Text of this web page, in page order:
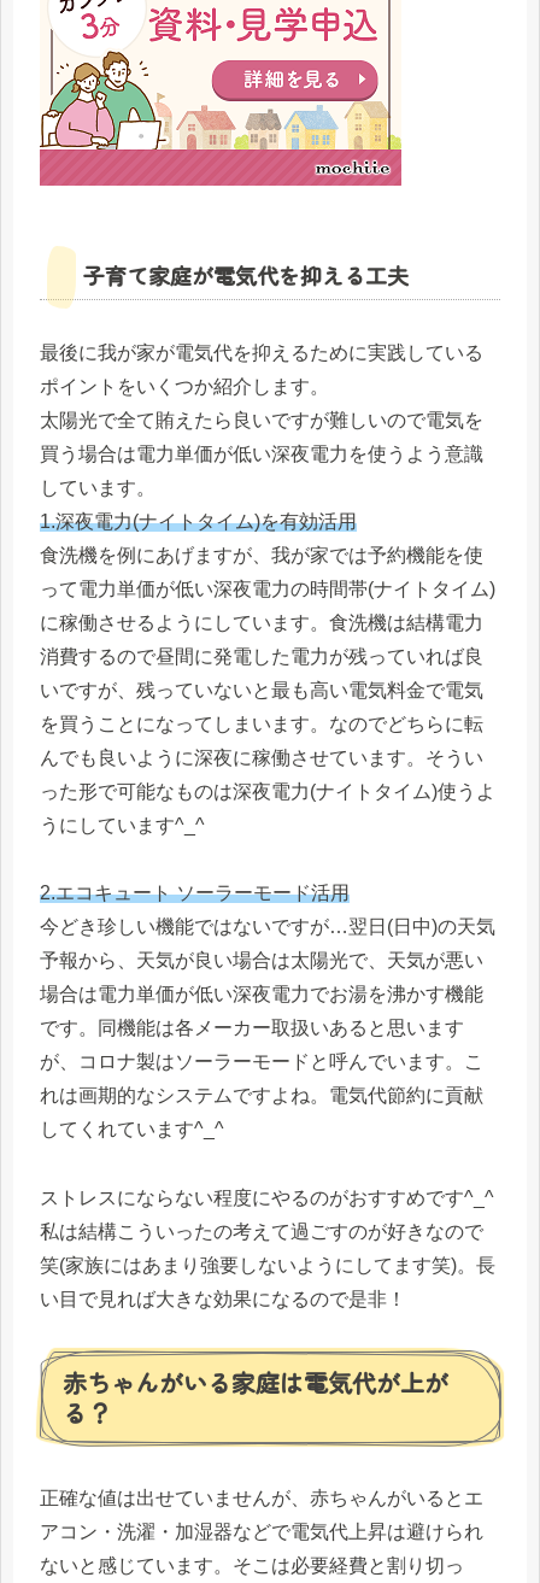
子育て家庭が電気代を抑える工夫
最後に我が家が電気代を抑えるために実践している
ポイントをいくつか紹介します。
太陽光で全て賄えたら良いですが難しいので電気を
買う場合は電力単価が低い深夜電力を使うよう意識
しています。
1.深夜電力(ナイトタイム)を有効活用
食洗機を例にあげますが、我が家では予約機能を使
って電力単価が低い深夜電力の時間帯(ナイトタイム)
に稼働させるようにしています。食洗機は結構電力
消費するので昼間に発電した電力が残っていれば良
いですが、残っていないと最も高い電気料金で電気
を買うことになってしまいます。なのでどちらに転
んでも良いように深夜に稼働させています。そうい
った形で可能なものは深夜電力(ナイトタイム)使うよ
うにしています^_^
2.エコキュート ソーラーモード活用
今どき珍しい機能ではないですが…翌日(日中)の天気
予報から、天気が良い場合は太陽光で、天気が悪い
場合は電力単価が低い深夜電力でお湯を沸かす機能
です。同機能は各メーカー取扱いあると思います
が、コロナ製はソーラーモードと呼んでいます。こ
れは画期的なシステムですよね。電気代節約に貢献
してくれています^_^
ストレスにならない程度にやるのがおすすめです^_^
私は結構こういったの考えて過ごすのが好きなので
笑(家族にはあまり強要しないようにしてます笑)。長
い目で見れば大きな効果になるので是非！
赤ちゃんがいる家庭は電気代が上が
る？
正確な値は出せていませんが、赤ちゃんがいるとエ
アコン・洗濯・加湿器などで電気代上昇は避けられ
ないと感じています。そこは必要経費と割り切っ